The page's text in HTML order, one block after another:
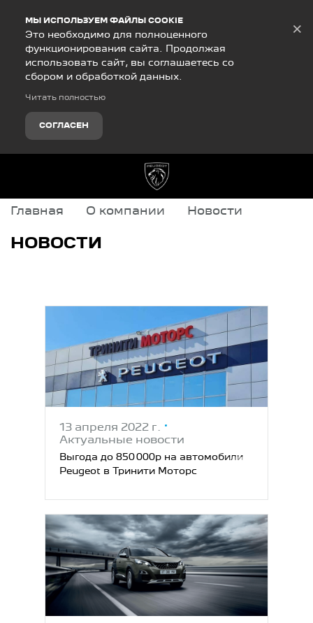
МЫ ИСПОЛЬЗУЕМ ФАЙЛЫ COOKIE
Это необходимо для полноценного
функционирования сайта. Продолжая
использовать сайт, вы соглашаетесь со
сбором и обработкой данных.
Читать полностью
СОГЛАСЕН
×
Главная О компании Новости
НОВОСТИ
13 апреля 2022 г.
Актуальные новости
Выгода до 850 000р на автомобили
Peugeot в Тринити Моторс